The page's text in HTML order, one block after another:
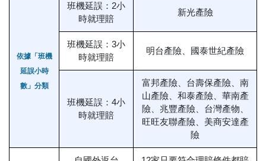
依據「班機
延誤小時
數」分類
班機延誤：2小
時就理賠
新光產險
班機延誤：3小
時就理賠
明台產險、國泰世紀產險
班機延誤：4小
時就理賠
富邦產險、台壽保產險、南
山產險、和泰產險、華南產
險、兆豐產險、台灣產物、
旺旺友聯產險、美商安達產
險